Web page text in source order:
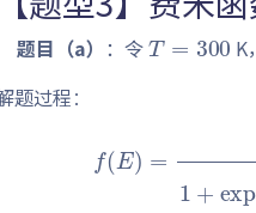
题目（a） ：令
T=300
K
题过程：
f(E)=1 1+exp(